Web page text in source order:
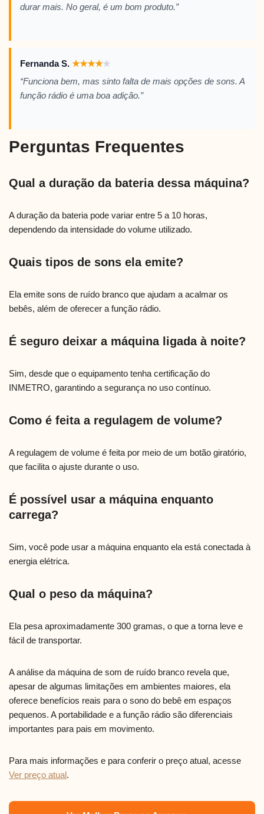
durar mais. No geral, é um bom produto.”
Fernanda S. ★★★★★
“Funciona bem, mas sinto falta de mais opções de sons. A
função rádio é uma boa adição.”
Perguntas Frequentes
Qual a duração da bateria dessa máquina?
A duração da bateria pode variar entre 5 a 10 horas,
dependendo da intensidade do volume utilizado.
Quais tipos de sons ela emite?
Ela emite sons de ruído branco que ajudam a acalmar os
bebês, além de oferecer a função rádio.
É seguro deixar a máquina ligada à noite?
Sim, desde que o equipamento tenha certificação do
INMETRO, garantindo a segurança no uso contínuo.
Como é feita a regulagem de volume?
A regulagem de volume é feita por meio de um botão giratório,
que facilita o ajuste durante o uso.
É possível usar a máquina enquanto
carrega?
Sim, você pode usar a máquina enquanto ela está conectada à
energia elétrica.
Qual o peso da máquina?
Ela pesa aproximadamente 300 gramas, o que a torna leve e
fácil de transportar.
A análise da máquina de som de ruído branco revela que,
apesar de algumas limitações em ambientes maiores, ela
oferece benefícios reais para o sono do bebê em espaços
pequenos. A portabilidade e a função rádio são diferenciais
importantes para pais em movimento.
Para mais informações e para conferir o preço atual, acesse
Ver preço atual.